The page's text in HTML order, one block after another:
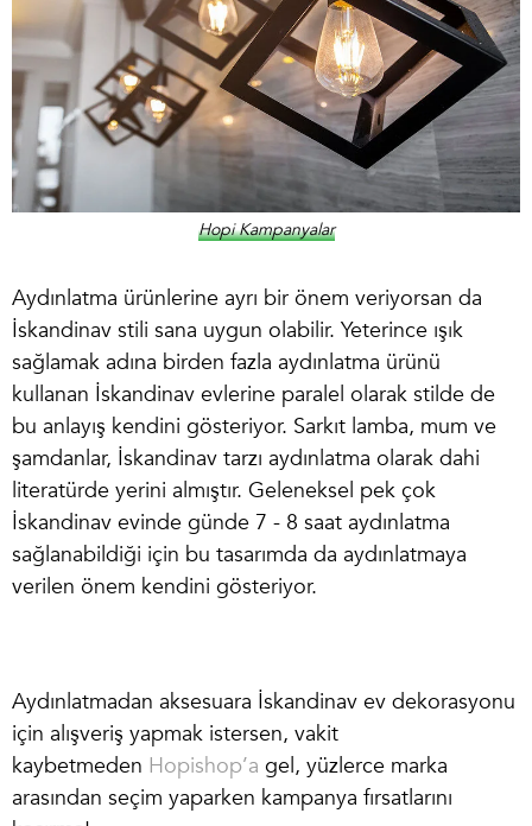
Hopi Kampanyalar
Aydınlatma ürünlerine ayrı bir önem veriyorsan da
İskandinav stili sana uygun olabilir. Yeterince ışık
sağlamak adına birden fazla aydınlatma ürünü
kullanan İskandinav evlerine paralel olarak stilde de
bu anlayış kendini gösteriyor. Sarkıt lamba, mum ve
şamdanlar, İskandinav tarzı aydınlatma olarak dahi
literatürde yerini almıştır. Geleneksel pek çok
İskandinav evinde günde 7 - 8 saat aydınlatma
sağlanabildiği için bu tasarımda da aydınlatmaya
verilen önem kendini gösteriyor.
Aydınlatmadan aksesuara İskandinav ev dekorasyonu
için alışveriş yapmak istersen, vakit
kaybetmeden Hopishop’a gel, yüzlerce marka
arasından seçim yaparken kampanya fırsatlarını